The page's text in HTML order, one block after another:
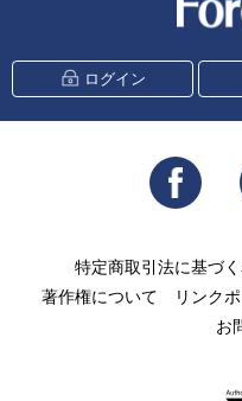
ログイン
特定商取引法に基づ
著作権について
リンク
お